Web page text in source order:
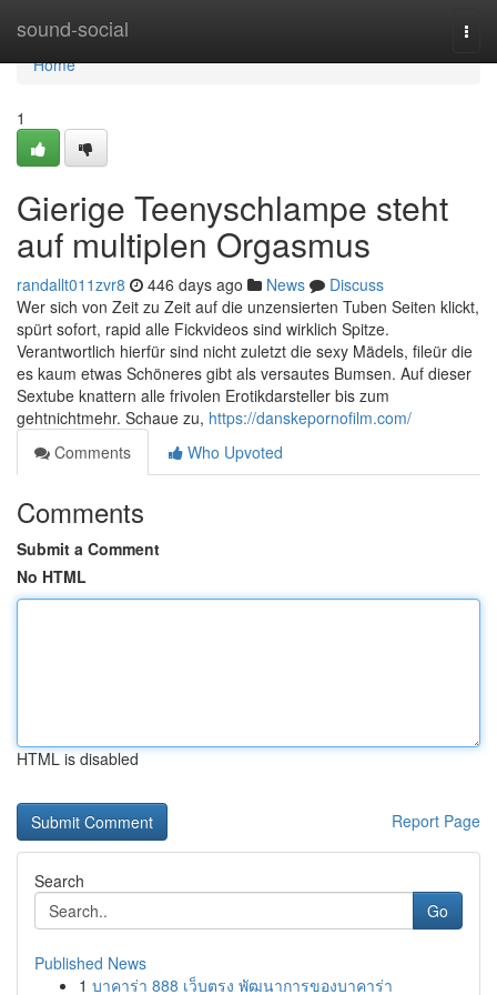
sound-social
Home
Home
1
Gierige Teenyschlampe steht
auf multiplen Orgasmus
randallt011zvr8 446 days ago News
Discuss
Wer sich von Zeit zu Zeit auf die unzensierten Tuben Seiten klickt,
spürt sofort, rapid alle Fickvideos sind wirklich Spitze.
Verantwortlich hierfür sind nicht zuletzt die sexy Mädels, fileür die
es kaum etwas Schöneres gibt als versautes Bumsen. Auf dieser
Sextube knattern alle frivolen Erotikdarsteller bis zum
gehtnichtmehr. Schaue zu, https://danskepornofilm.com/
Comments
Who Upvoted
Comments
Submit a Comment
No HTML
HTML is disabled
Report Page
Search
Go
Published News
1 บาคาร่า 888 เว็บตรง พัฒนาการของบาคาร่า